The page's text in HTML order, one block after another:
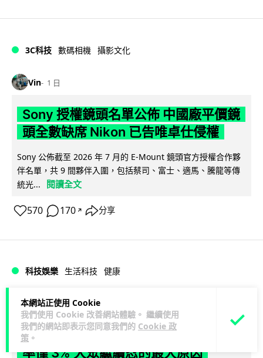
本網站正使用 Cookie
我們使用 Cookie 改善網站體驗。 繼續使用
我們的網站即表示您同意我們的 Cookie 政
策 。
3C科技 數碼相機 攝影文化
Vin 1 日
Sony 授權鏡頭名單公佈 中國廠平價鏡
頭全數缺席 Nikon 已告唯卓仕侵權
Sony 公佈截至 2026 年 7 月的 E-Mount 鏡頭官方授權合作夥
伴名單，共 9 間夥伴入圍，包括蔡司、富士、適馬、騰龍等傳
統光...
閱讀全文
570 170 ↗ 分享
科技娛樂 生活科技 健康
Lawton 1 日
室內空氣 40 度暑熱難耐 德國空調普及
率僅 3% 大眾繼續忍的最大原因